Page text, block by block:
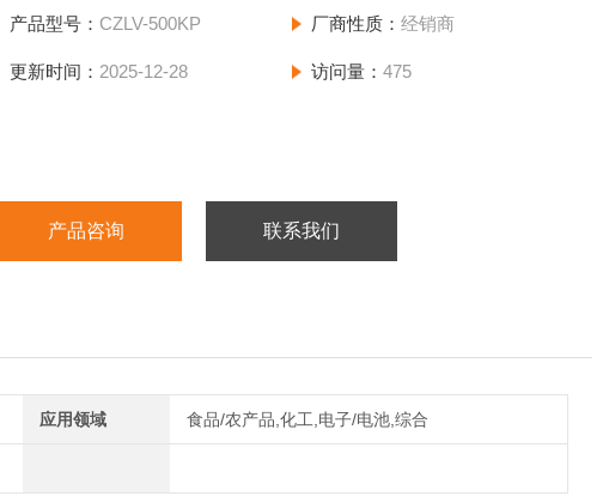
产品型号： CZLV-500KP 厂商性质： 经销商
更新时间： 2025-12-28 访问量： 475
产品咨询 联系我们
应用领域 食品/农产品,化工,电子/电池,综合